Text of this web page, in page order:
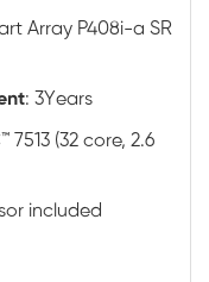
Array P408i-a SR
: 3Years
7513 (32 core, 2.6
included